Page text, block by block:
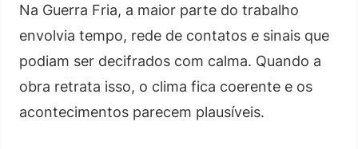
Na Guerra Fria, a maior parte do trabalho
envolvia tempo, rede de contatos e sinais que
podiam ser decifrados com calma. Quando a
obra retrata isso, o clima fica coerente e os
acontecimentos parecem plausíveis.